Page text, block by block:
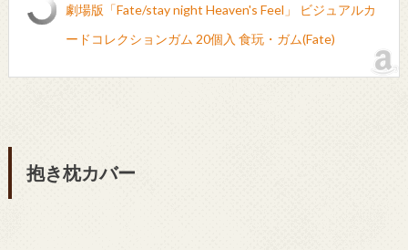
劇場版「Fate/stay night Heaven's Feel」 ビジュアルカ
ードコレクションガム 20個入 食玩・ガム(Fate)
抱き枕カバー